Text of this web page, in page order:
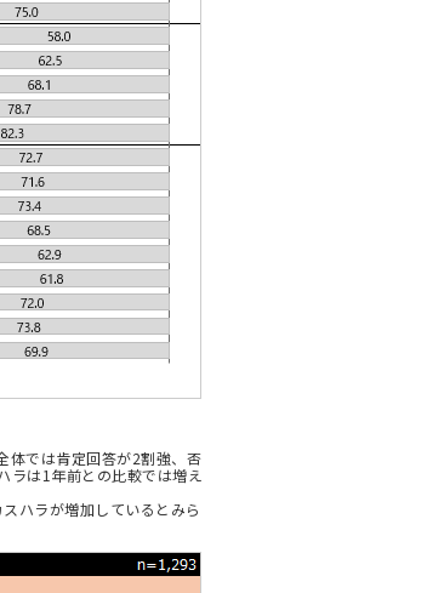
体では肯定回答が2割強、否
ラは1年前との比較では増え
ハラが増加しているとみら